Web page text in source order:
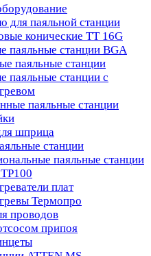
для паяльной станции
конические TT 16G
паяльные станции BGA
паяльные станции
паяльные станции с
паяльные станции
шприца
станции
паяльные станции
плат
Термопро
проводов
припоя